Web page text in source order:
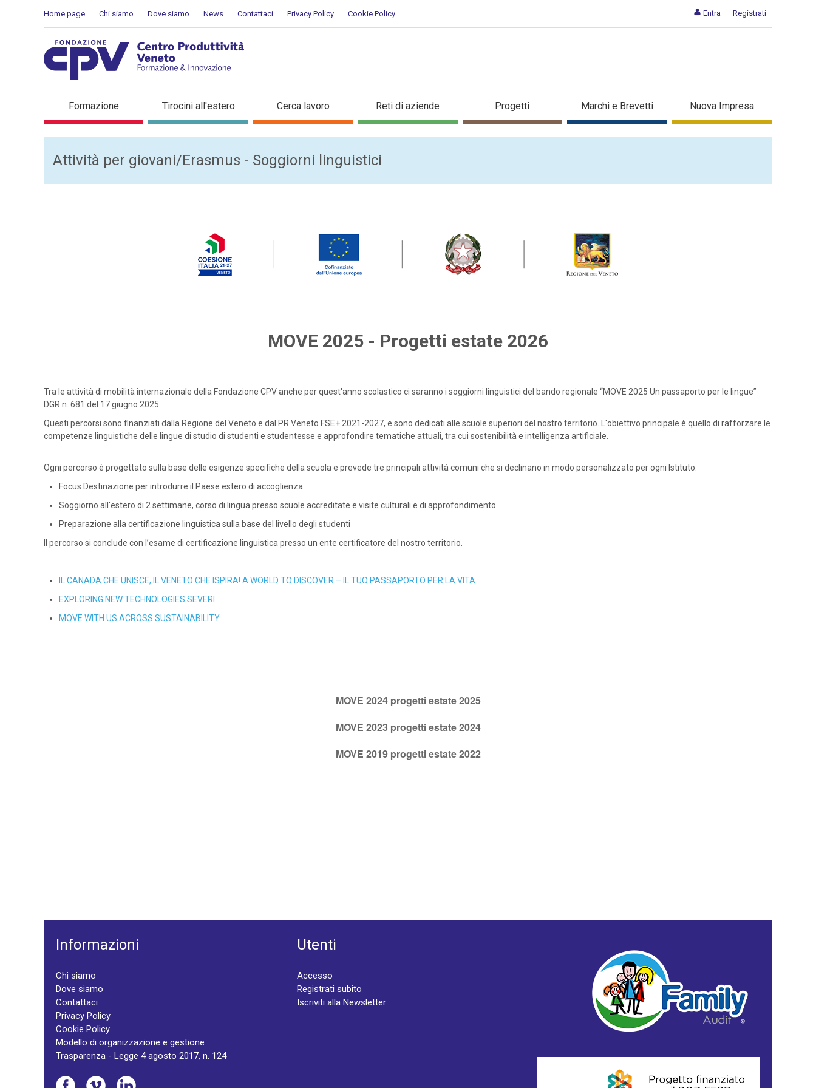
Entra Registrati
Home page Chi siamo Dove siamo News Contattaci Privacy Policy Cookie Policy
Soggiorni linguistici
Formazione Tirocini all'estero Cerca lavoro Reti di aziende Progetti Marchi e Brevetti Nuova Impresa
Attività per giovani/Erasmus - Soggiorni linguistici
MOVE 2025 - Progetti estate 2026
Tra le attività di mobilità internazionale della Fondazione CPV anche per quest'anno scolastico ci saranno i soggiorni linguistici del bando regionale “MOVE 2025 Un passaporto per le lingue”
DGR n. 681 del 17 giugno 2025.
Questi percorsi sono finanziati dalla Regione del Veneto e dal PR Veneto FSE+ 2021-2027, e sono dedicati alle scuole superiori del nostro territorio. L'obiettivo principale è quello di rafforzare le
competenze linguistiche delle lingue di studio di studenti e studentesse e approfondire tematiche attuali, tra cui sostenibilità e intelligenza artificiale.
Ogni percorso è progettato sulla base delle esigenze specifiche della scuola e prevede tre principali attività comuni che si declinano in modo personalizzato per ogni Istituto:
Focus Destinazione per introdurre il Paese estero di accoglienza
Soggiorno all'estero di 2 settimane, corso di lingua presso scuole accreditate e visite culturali e di approfondimento
Preparazione alla certificazione linguistica sulla base del livello degli studenti
Il percorso si conclude con l’esame di certificazione linguistica presso un ente certificatore del nostro territorio.
IL CANADA CHE UNISCE, IL VENETO CHE ISPIRA! A WORLD TO DISCOVER – IL TUO PASSAPORTO PER LA VITA
EXPLORING NEW TECHNOLOGIES SEVERI
MOVE WITH US ACROSS SUSTAINABILITY
MOVE 2024 progetti estate 2025
MOVE 2023 progetti estate 2024
MOVE 2019 progetti estate 2022
Informazioni
Chi siamo
Dove siamo
Contattaci
Privacy Policy
Cookie Policy
Modello di organizzazione e gestione
Trasparenza - Legge 4 agosto 2017, n. 124
Utenti
Accesso
Registrati subito
Iscriviti alla Newsletter